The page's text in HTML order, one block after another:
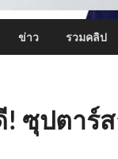
ข่าว รวมคลิป
ซุปตาร์